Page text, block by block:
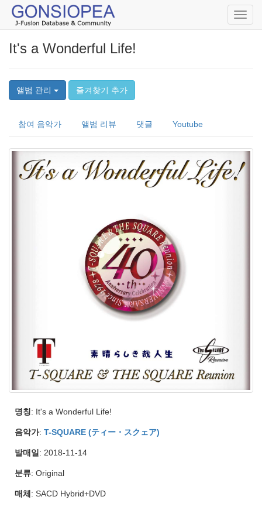
It's a Wonderful Life!
앨범 관리 즐겨찾기 추가
참여 음악가 앨범 리뷰 댓글 Youtube
명칭: It's a Wonderful Life!
음악가: T-SQUARE (ティー・スクェア)
발매일 : 2018-11-14
분류: Original
매체 : SACD Hybrid+DVD